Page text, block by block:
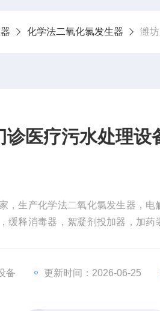
化学法二氧化氯发生器 潍坊
诊医疗污水处理设
，生产化学法二氧化氯发生器，
缓释消毒器，絮凝剂投加器，加
备
更新时间：2026-06-25